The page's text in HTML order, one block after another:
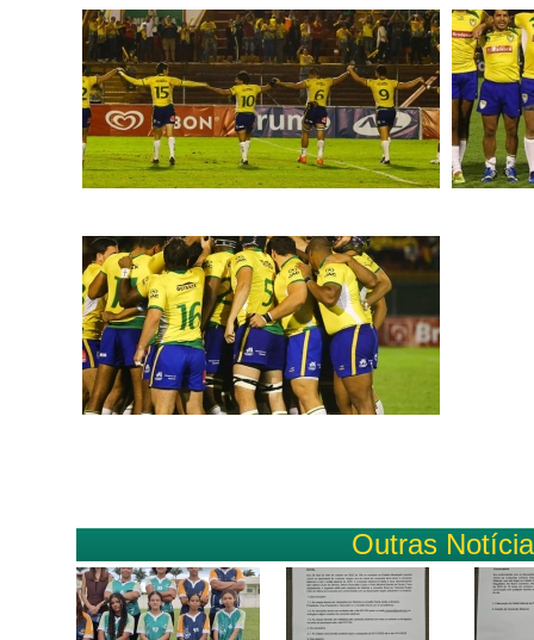
Outras